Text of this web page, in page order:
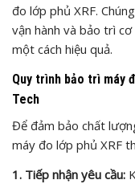
đo lớp phủ XRF.
vận hành và bảo trì
một cách hiệu quả.
Quy trình bảo trì máy
Tech
Để đảm bảo chất
máy đo lớp phủ XRF
1. Tiếp nhận yêu cầu: